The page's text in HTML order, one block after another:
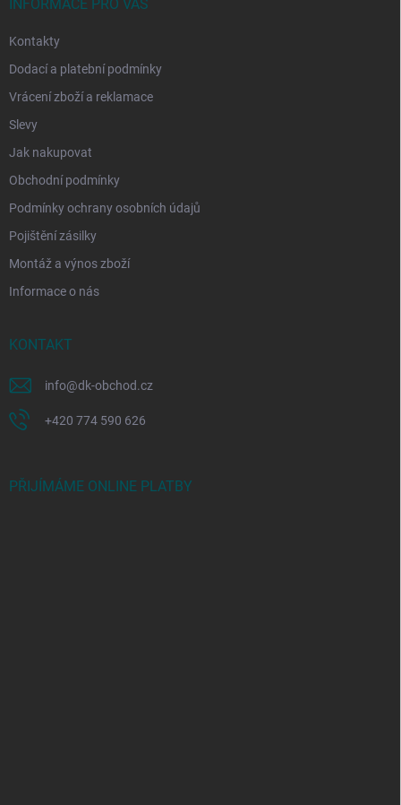
INFORMACE PRO VÁS
Kontakty
Dodací a platební podmínky
Vrácení zboží a reklamace
Slevy
Jak nakupovat
Obchodní podmínky
Podmínky ochrany osobních údajů
Pojištění zásilky
Montáž a výnos zboží
Informace o nás
KONTAKT
info@dk-obchod.cz
+420 774 590 626
PŘIJÍMÁME ONLINE PLATBY